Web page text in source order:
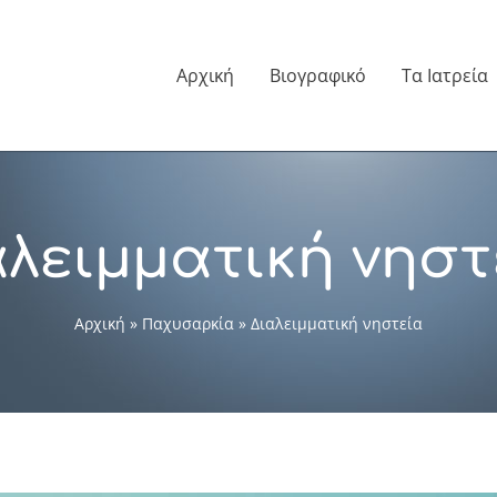
Αρχική Βιογραφικό Τα Ιατρεία
Αρχική Παχυσαρκία Διαλειμματική νηστεία